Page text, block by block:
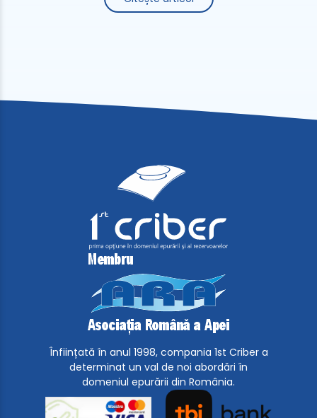
Înființată în anul 1998, compania 1st Criber a
determinat un val de noi abordări în
domeniul epurării din România.